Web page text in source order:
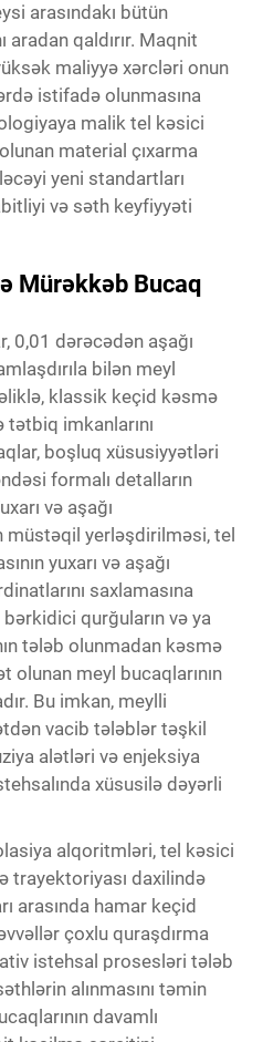
arasındakı bütün
aradan qaldırır. Maqnit
maliyyə xərcləri onun
istifadə olunmasına
malik tel kəsici
material çıxarma
yeni standartları
və səth keyfiyyəti
Mürəkkəb Bucaq
0,01 dərəcədən aşağı
bilən meyl
klassik keçid kəsmə
tətbiq imkanlarını
boşluq xüsusiyyətləri
formalı detalların
və aşağı
yerləşdirilməsi, tel
yuxarı və aşağı
saxlamasına
qurğuların və ya
tələb olunmadan kəsmə
olunan meyl bucaqlarının
Bu imkan, meylli
vacib tələblər təşkil
alətləri və enjeksiya
xüsusilə dəyərli
alqoritmləri, tel kəsici
trayektoriyası daxilində
arasında hamar keçid
çoxlu quraşdırma
istehsal prosesləri tələb
alınmasını təmin
davamlı